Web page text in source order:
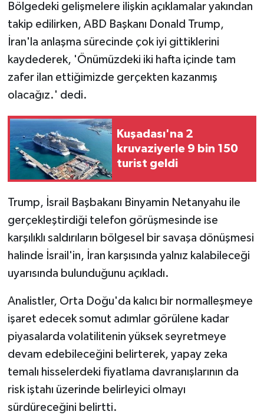
Bölgedeki gelişmelere ilişkin açıklamalar yakından
takip edilirken, ABD Başkanı Donald Trump,
İran'la anlaşma sürecinde çok iyi gittiklerini
kaydederek, 'Önümüzdeki iki hafta içinde tam
zafer ilan ettiğimizde gerçekten kazanmış
olacağız.' dedi.
Kuşadası'na 2
kruvaziyerle 9 bin 150
turist geldi
Trump, İsrail Başbakanı Binyamin Netanyahu ile
gerçekleştirdiği telefon görüşmesinde ise
karşılıklı saldırıların bölgesel bir savaşa dönüşmesi
halinde İsrail'in, İran karşısında yalnız kalabileceği
uyarısında bulunduğunu açıkladı.
Analistler, Orta Doğu'da kalıcı bir normalleşmeye
işaret edecek somut adımlar görülene kadar
piyasalarda volatilitenin yüksek seyretmeye
devam edebileceğini belirterek, yapay zeka
temalı hisselerdeki fiyatlama davranışlarının da
risk iştahı üzerinde belirleyici olmayı
sürdüreceğini belirtti.